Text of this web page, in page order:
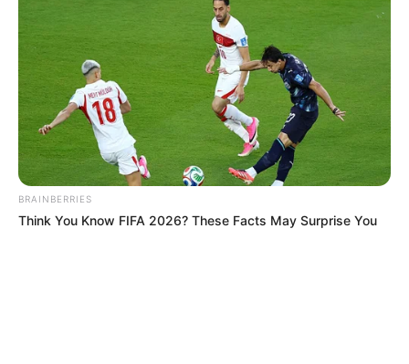
BRAINBERRIES
Think You Know FIFA 2026? These Facts May Surprise You